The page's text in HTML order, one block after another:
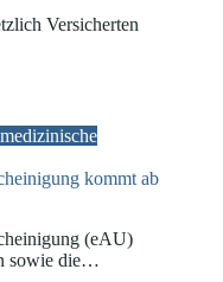
Versicherten
medizinische
kommt ab
(eAU)
sowie die…